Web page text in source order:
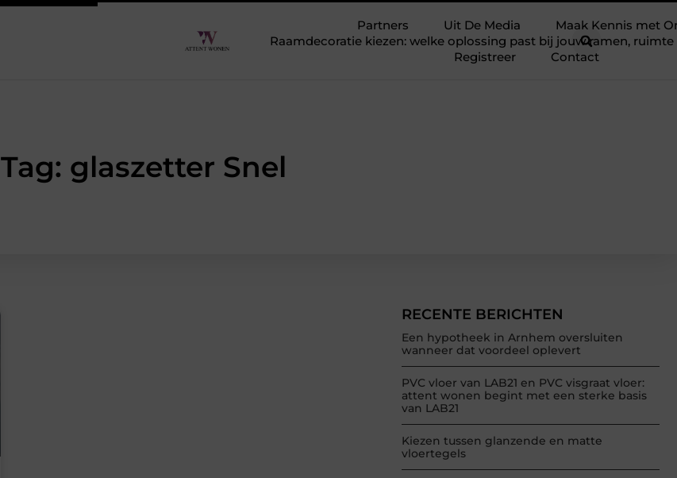
Partners Uit De Media
Maak Kennis met
Raamdecoratie kiezen: welke oplossing past bij jouw ramen,
Registreer
Contact
Tag: glaszetter Snel
RECENTE BERICHTEN
Een hypotheek in Arnhem oversluiten
wanneer dat voordeel oplevert
PVC vloer van LAB21 en PVC visgraat vloer:
attent wonen begint met een sterke basis
van LAB21
Kiezen tussen glanzende en matte
vloertegels